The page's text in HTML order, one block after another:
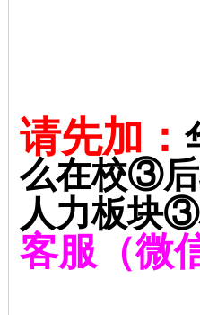
请先加：
么在校③
人力板块
客服（微